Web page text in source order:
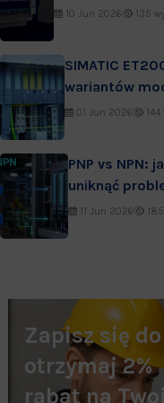
generację
10 Jun 2026 135
SIMATIC
wariantów
01 Jun 2026
PNP vs NPN:
uniknąć
11 Jun 2026
Zapisz się
otrzymaj 2%
rabat na